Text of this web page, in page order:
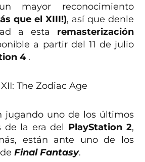
mayor reconocimiento
que el XIII!), así que denle
a esta remasterización
a partir del 11 de julio
4 .
jugando uno de los últimos
de la era del PlayStation 2,
están ante uno de los
Final Fantasy.